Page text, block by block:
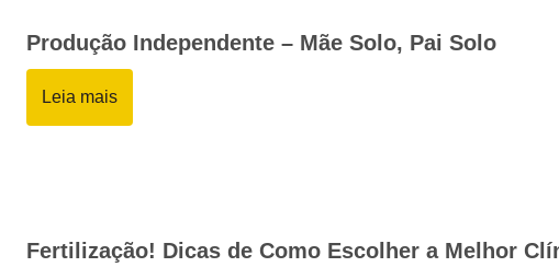
Produção Independente – Mãe Solo, Pai Solo
Leia mais
Fertilização! Dicas de Como Escolher a Melhor